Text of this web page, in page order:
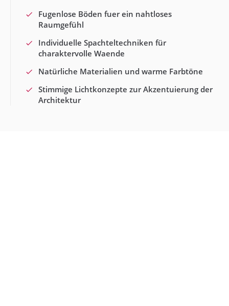
Fugenlose Böden fuer ein nahtloses
Raumgefühl
Individuelle Spachteltechniken für
charaktervolle Waende
Natürliche Materialien und warme Farbtöne
Stimmige Lichtkonzepte zur Akzentuierung der
Architektur